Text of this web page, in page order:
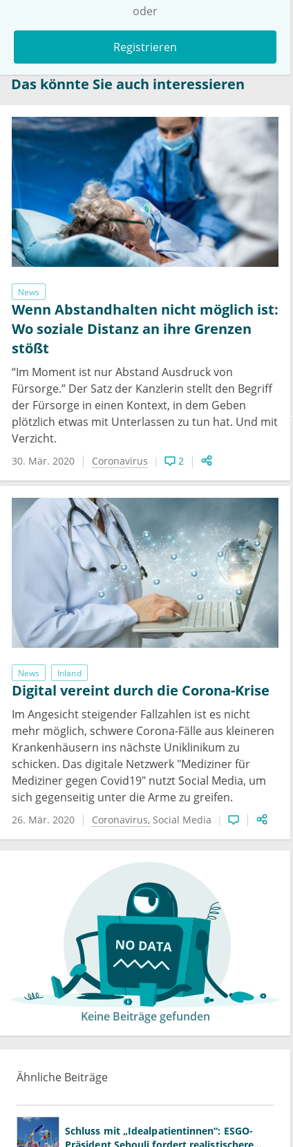
oder
Registrieren
Das könnte Sie auch interessieren
News
Wenn Abstandhalten nicht möglich ist:
Wo soziale Distanz an ihre Grenzen
stößt
“Im Moment ist nur Abstand Ausdruck von
Fürsorge.” Der Satz der Kanzlerin stellt den Begriff
der Fürsorge in einen Kontext, in dem Geben
plötzlich etwas mit Unterlassen zu tun hat. Und mit
Verzicht.
30. Mär. 2020 Coronavirus 2
News Inland
Digital vereint durch die Corona-Krise
Im Angesicht steigender Fallzahlen ist es nicht
mehr möglich, schwere Corona-Fälle aus kleineren
Krankenhäusern ins nächste Uniklinikum zu
schicken. Das digitale Netzwerk "Mediziner für
Mediziner gegen Covid19" nutzt Social Media, um
sich gegenseitig unter die Arme zu greifen.
26. Mär. 2020 Coronavirus Social Media
Keine Beiträge gefunden
Ähnliche Beiträge
Schluss mit „Idealpatientinnen“: ESGO-